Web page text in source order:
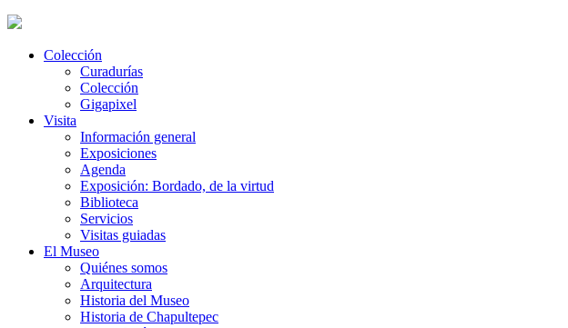
Colección
Curadurías
Colección
Gigapixel
Visita
Información general
Exposiciones
Agenda
Exposición: Bordado, de la virtud
Biblioteca
Servicios
Visitas guiadas
El Museo
Quiénes somos
Arquitectura
Historia del Museo
Historia de Chapultepec